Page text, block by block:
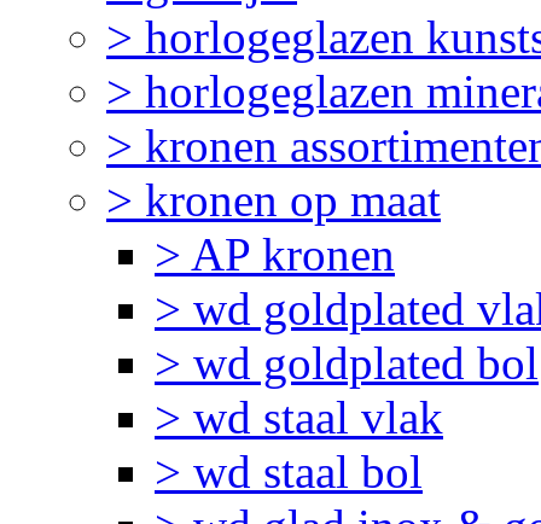
> horlogeglazen
> horlogeglazen
> kronen
> kronen op maat
> AP kronen
> wd goldplated
> wd goldplated bol
> wd staal vlak
> wd staal bol